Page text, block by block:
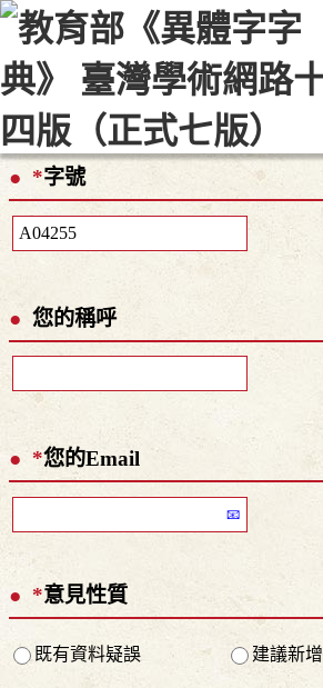
::: 最新消息 常見問題 編輯說明
顯示模式
網站導覽
*字號
您的稱呼
*您的Email
*意見性質
既有資料疑誤 建議新增